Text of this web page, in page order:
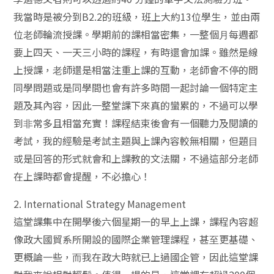
我當時是被分到B2.2的班級，班上⼤約13位學⽣，並由兩
位⽼師輪流授課。學期前的課相當密集，⼀整個⽉每週都
要上四天、⼀天三⼩時的課程，有時還會加課。雖然是線
上授課，⽼師還是相當注重上課的互動，⽼師會不停的問
同學問題或是同學間也會有許多時間⼀起討論⼀個特定主
題及其內容，因此⼀整堂課下來真的蠻累的，不過可以學
到⾮常多且相當充實！課程結束後會有⼀個聽⼒及閱讀的
考試，我的經驗是考試主題與上課內容較無相關，但題⽬
或是回答的形式就會和上課教的⽂法關，不過這部分⽼師
在上課時都會提醒，不必擔⼼！
2. International Strategy Management
這堂課集中在開學後六個星期⼀的早上上課，課程內容超
像政⼤國貿系所開設的國際企業管理課程，甚⾄更基礎、
更概論⼀些，⽽我在政⼤時就已上過國企管，因此這堂課